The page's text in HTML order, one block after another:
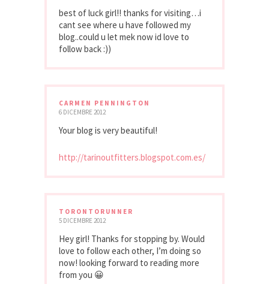
best of luck girl!! thanks for visiting…i
cant see where u have followed my
blog..could u let mek now id love to
follow back :))
CARMEN PENNINGTON
6 DICEMBRE 2012
Your blog is very beautiful!
http://tarinoutfitters.blogspot.com.es/
TORONTORUNNER
5 DICEMBRE 2012
Hey girl! Thanks for stopping by. Would
love to follow each other, I’m doing so
now! looking forward to reading more
from you 😀